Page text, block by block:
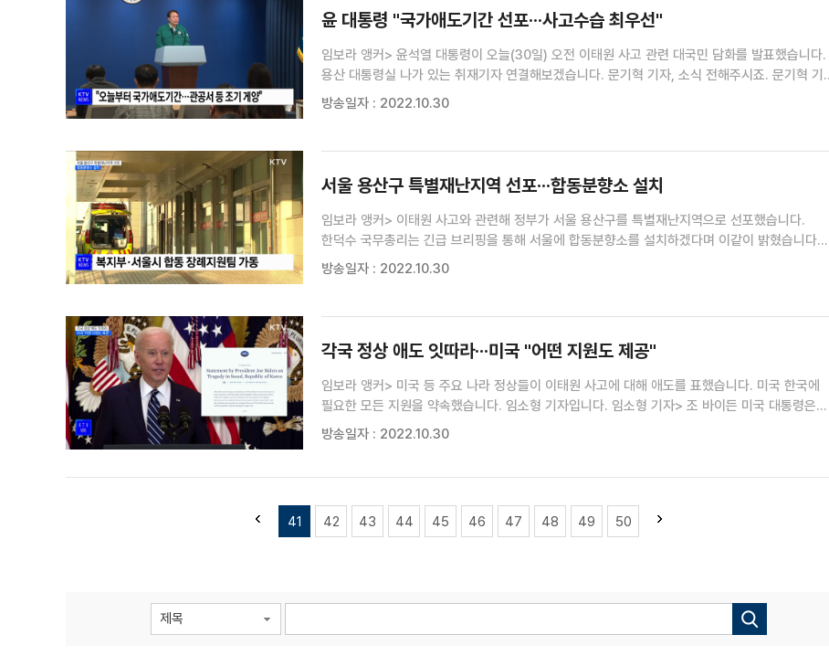
윤 대통령 "국가애도기간 선포···사고수습 최우선"
임보라 앵커> 윤석열 대통령이 오늘(30일) 오전 이태원 사고 관련 대국민 담화를 발표했습니다.
용산 대통령실 나가 있는 취재기자 연결해보겠습니다. 문기혁 기자, 소식 전해주시죠. 문기혁 기자
> 네, 윤석열 대통령은 오늘 오전 이곳 용산 대통령실 브리핑룸에서 대국민담화를 발표했습니다.
방송일자 : 2022.10.30
서울 용산구 특별재난지역 선포···합동분향소 설치
임보라 앵커> 이태원 사고와 관련해 정부가 서울 용산구를 특별재난지역으로 선포했습니다.
한덕수 국무총리는 긴급 브리핑을 통해 서울에 합동분향소를 설치하겠다며 이같이 밝혔습니다.
보도에 서한길 기자입니다. 서한길 기자> 정부가 서울 용산구를 특별재난지역으로 선포했습니다.
방송일자 : 2022.10.30
각국 정상 애도 잇따라···미국 "어떤 지원도 제공"
임보라 앵커> 미국 등 주요 나라 정상들이 이태원 사고에 대해 애도를 표했습니다. 미국 한국에
필요한 모든 지원을 약속했습니다. 임소형 기자입니다. 임소형 기자> 조 바이든 미국 대통령은
이태원 사고와 관련해 사고사망자 가족에게 깊은 위로를 전하고 부상자들의 쾌유를 기원했습니다.
방송일자 : 2022.10.30
41 42 43 44 45 46 47 48 49 50
제목